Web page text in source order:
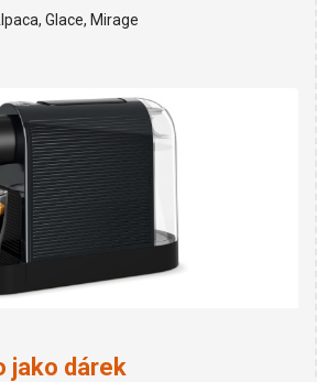
Glace, Mirage
jako dárek